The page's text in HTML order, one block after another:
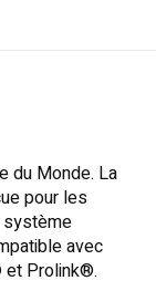
du Monde. La
pour les
système
avec
et Prolink®.